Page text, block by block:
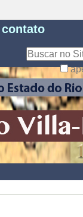
contato